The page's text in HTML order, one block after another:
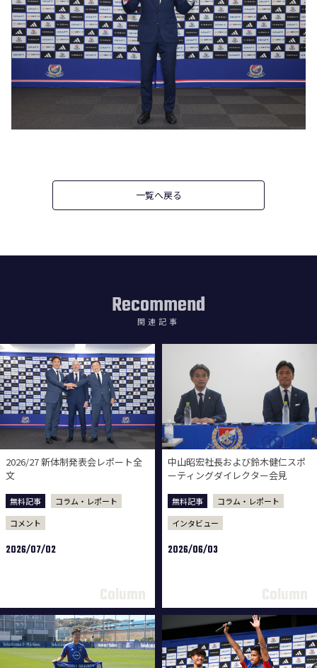
一覧へ戻る
Recommend
関連記事
2026/27 新体制発表会レポート全
文
無料記事
コラム・レポート
コメント
2026/07/02
中山昭宏社長および鈴木健仁スポ
ーティングダイレクター会見
無料記事
コラム・レポート
インタビュー
2026/06/03